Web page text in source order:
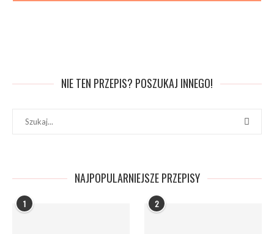
NIE TEN PRZEPIS? POSZUKAJ INNEGO!
NAJPOPULARNIEJSZE PRZEPISY
1 2